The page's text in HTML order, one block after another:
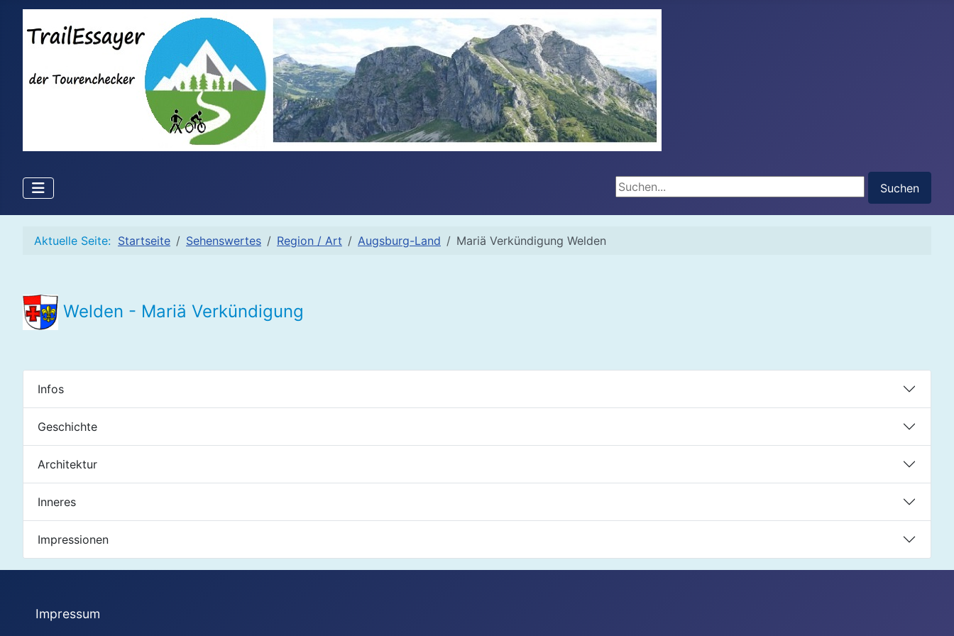
Suchen...
Suchen
Aktuelle Seite: Startseite Sehenswertes Region / Art Augsburg-Land Mariä Verkündigung Welden
Welden - Mariä Verkündigung
Infos
Geschichte
Architektur
Inneres
Impressionen
Impressum